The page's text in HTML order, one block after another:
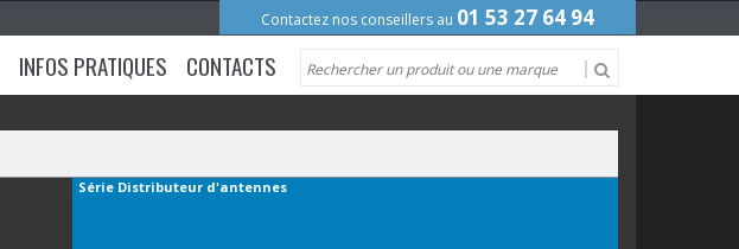
Contactez nos conseillers au 01 53 27 64 94
INFOS PRATIQUES CONTACTS
Série Distributeur d'antennes